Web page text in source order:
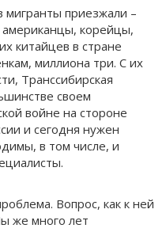
мигранты приезжали –
корейцы,
китайцев в стране
миллиона три. С их
Транссибирская
своем
войне на стороне
и сегодня нужен
в том числе, и
Вопрос, как к ней
же много лет